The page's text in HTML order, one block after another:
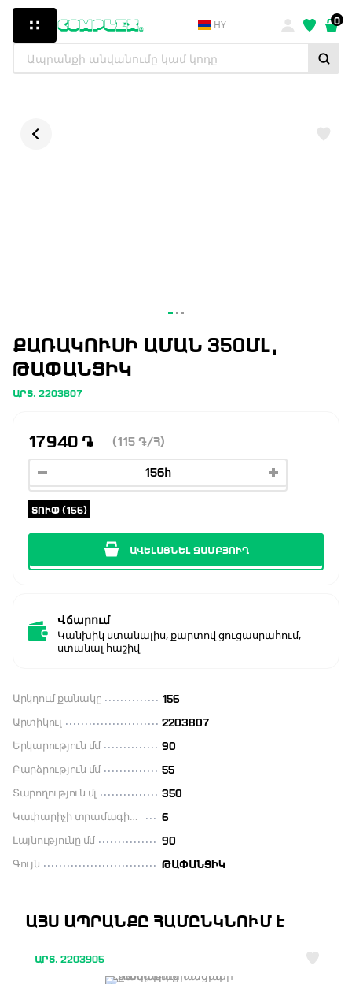
HY 0
ՔԱՌԱԿՈՒՍԻ ԱՄԱՆ 350ՄԼ,
ԹԱՓԱՆՑԻԿ
ԱՐՏ. 2203807
17940 ֏ (115 ֏ /Հ)
ՏՈՒՓ (156)
ԱՎԵԼԱՑՆԵԼ ԶԱՄԲՅՈՒՂ
Վճարում
Կանխիկ ստանալիս, քարտով ցուցասրահում,
ստանալ հաշիվ
Արկղում քանակը 156
Արտիկուլ 2203807
Երկարություն մմ 90
Բարձրություն մմ 55
Տարողություն մլ 350
Կափարիչի տրամագիծը մլ 6
Լայնությունը մմ 90
Գույն ԹԱՓԱՆՑԻԿ
ԱՅՍ ԱՊՐԱՆՔԸ ՀԱՄԸՆԿՆՈՒՄ Է
ԱՐՏ. 2203905